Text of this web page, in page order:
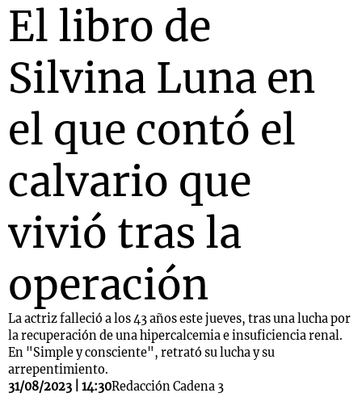
El libro de
Silvina Luna en
el que contó el
calvario que
vivió tras la
operación
La actriz falleció a los 43 años este jueves, tras una lucha por
la recuperación de una hipercalcemia e insuficiencia renal.
En "Simple y consciente", retrató su lucha y su
arrepentimiento.
31/08/2023 | 14:30Redacción Cadena 3